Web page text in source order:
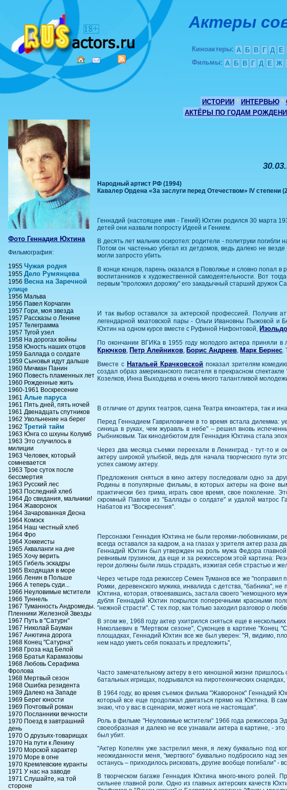
Актеры
Киноактеры: А Б В Г Д Е
Фильмы: А Б В Г Д Е Ж
ИСТОРИИ * ИНТЕРВЬЮ *
АКТЁРЫ ПО ГОДАМ
Фото Геннадия Юхтина
Фильмография:
1955Чужая родня
1955Дело Румянцева
1956 Весна на Заречной
улице
1956 Мальва
1956 Павел Корчагин
1957 Гори, моя звезда
1957 Рассказы о Ленине
1957 Телеграмма
1957 Тугой узел
1958 На дорогах войны
1958 Юность наших отцов
1959 Баллада о солдате
1959 Сыновья идут дальше
1960 Мичман Панин
1960 Повесть пламенных лет
1960 Рожденные жить
1960-1961 Воскресение
1961Алые паруса
1961 Пять дней, пять ночей
1961 Двенадцать спутников
1962 Увольнение на берег
1962Третий тайм
1963 Юнга со шхуны Колумб
1963 Это случилось в
милиции
1963 Человек, который
сомневается
1963 Трое суток после
бессмертия
1963 Русский лес
1963 Последний хлеб
1964 До свидания, мальчики!
1964 Жаворонок
1964 Зачарованная Десна
1964 Комэск
1964 Наш честный хлеб
1964 Фро
1964 Хоккеисты
1965 Акваланги на дне
1965 Хочу верить
1965 Гибель эскадры
1965 Входящая в море
1966 Ленин в Польше
1966 А теперь суди...
1966 Неуловимые мстители
1966 Туннель
1967 Туманность Андромеды.
Пленники Железной Звезды
1967 Путь в "Сатурн"
1967 Николай Бауман
1967 Анютина дорога
1968 Конец "Сатурна"
1968 Гроза над Белой
1968 Братья Карамазовы
1968 Любовь Серафима
Фролова
1968 Мертвый сезон
1968 Ошибка резидента
1969 Далеко на Западе
1969 Берег юности
1969 Почтовый роман
1970 Посланники вечности
1970 Поезд в завтрашний
день
1970 О друзьях-товарищах
1970 На пути к Ленину
1970 Морской характер
1970 Море в огне
1970 Кремлевские куранты
1971 У нас на заводе
1971 Слушайте, на той
стороне
Народный артист РФ (1994)
Кавалер Ордена «За заслуги перед Отечеством» IV степени
Геннадий (настоящее имя - Гений) Юхтин родился 30 марта
детей они назвали попросту Идеей и Гением.
В десять лет мальчик осиротел: родители - политруки
Потом он частенько убегал из детдомов, ведь далеко не
могли запросто убить.
В конце концов, парень оказался в Поволжье и словно попал
воспитанников к художественной самодеятельности. Вот
первым "проложил дорожку" его закадычный старший дружок
И так выбор оставался за актерской профессией. Получив
легендарной мхатовской пары - Ольги Ивановны Пыжовой и
Юхтин на одном курсе вместе с Руфиной Нифонтовой,
По окончании ВГИКа в 1955 году молодого актера приняли в
Крючков, Петр Алейников, Борис Андреев, Марк Бернес.
Вместе с Натальей Крачковской показал зрителям
создал образ американского писателя в прекрасном
Козелков, Инна Выходцева и очень много талантливой
В отличие от других театров, сцена Театра киноактера, так и
Перед Геннадием Гавриловичем в то время встала дилемма:
синица в руках, чем журавль в небе" – решил вновь
Рыбниковым. Так кинодебютом для Геннадия Юхтина стала
Через два месяца съемки переехали в Ленинград - тут-то и
актеру широкой улыбкой, ведь для начала творческого
успех самому актеру.
Предложения сняться в кино актеру последовали одно за
Родины в популярные фильмы, в которых актеры на фоне
практически без грима, играть свое время, свое поколение.
скромный Павлов из "Баллады о солдате" и удалой матрос
Набатов из "Воскресения".
Персонажи Геннадия Юхтина не были героями-любовниками,
всегда оставался за кадром, а на глазах у зрителя актер
Геннадий Юхтин был утвержден на роль мужа Федора
ревнивым грузином, да еще и за режиссером этой картина:
герои должны были лишь страдать, изжигая себя страстью и
Через четыре года режиссер Семен Туманов все же
Ромки, деревенского мужика, инвалида с детства, "бабника",
Юхтина, которая, отвоевавшись, застала своего "немощного
дубля Геннадий Юхтин покрылся поперечными красными
"нежной страсти". С тех пор, как только заходил разговор о
В этом же, 1968 году актер ухитрился сняться еще в
Николаевич в "Мертвом сезоне", Суконцев в картине "Конец
площадках, Геннадий Юхтин все же был уверен: "Я, видимо,
нем надо уметь себя показать и предложить",
Часто замечательному актеру в его киношной жизни
батальных игрищах, подрывался на пиротехнических
В 1964 году, во время съемок фильма "Жаворонок" Геннадий
который все еще продолжал двигаться прямо на Юхтина. В
знаю, что у вас в сценарии, может нога не настоящая".
Роль в фильме "Неуловимые мстители" 1966 года режиссера
своеобразная и далеко не все узнавали актера в картине, -
был убит.
"Актер Копелян уже застрелил меня, я лежу буквально под
неожиданности меня, "мертвого" буквально подбросило над
останусь – приходилось рисковать, другие вообще погибали" -
В творческом багаже Геннадия Юхтина много-много ролей.
сильнее главной роли. Одно из главных актерских качеств